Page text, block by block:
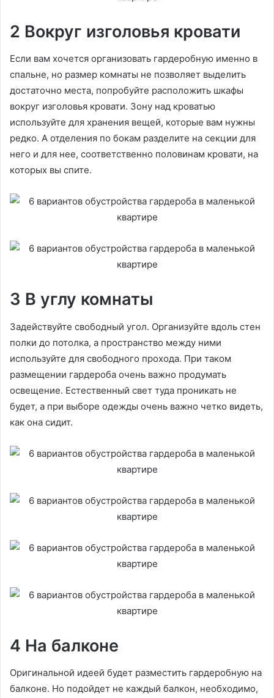
2 Вокруг изголовья кровати
Если вам хочется организовать гардеробную именно в
спальне, но размер комнаты не позволяет выделить
достаточно места, попробуйте расположить шкафы
вокруг изголовья кровати. Зону над кроватью
используйте для хранения вещей, которые вам нужны
редко. А отделения по бокам разделите на секции для
него и для нее, соответственно половинам кровати, на
которых вы спите.
3 В углу комнаты
Задействуйте свободный угол. Организуйте вдоль стен
полки до потолка, а пространство между ними
используйте для свободного прохода. При таком
размещении гардероба очень важно продумать
освещение. Естественный свет туда проникать не
будет, а при выборе одежды очень важно четко видеть,
как она сидит.
4 На балконе
Оригинальной идеей будет разместить гардеробную на
балконе. Но подойдет не каждый балкон, необходимо,